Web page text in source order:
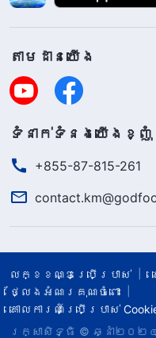
តាម​ដាន​យើង​
ទំនាក់​ទំនង​យើង​ខ្ញុំ
+855-87-815-261
លក្ខខណ្ឌ​ប្រើប្រាស់​
ថ្លែងអំណរគុណចំពោះ
គោលការណ៍ប្រើប្រាស់
រក្សាសិទ្ធិ © ឆ្នាំ២០២